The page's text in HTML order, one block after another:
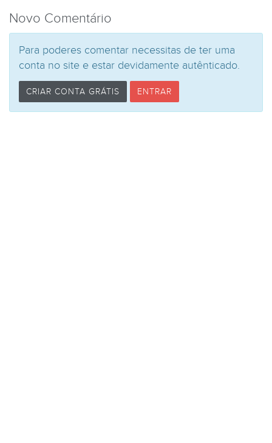
Novo Comentário
Para poderes comentar necessitas de ter uma
conta no site e estar devidamente autênticado.
CRIAR CONTA GRÁTIS ENTRAR